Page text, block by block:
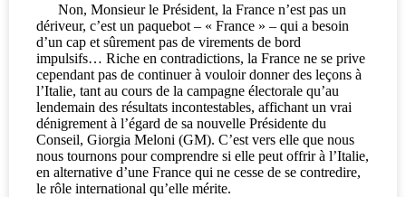
Non, Monsieur le Président, la France n’est pas un
dériveur, c’est un paquebot – « France » – qui a besoin
d’un cap et sûrement pas de virements de bord
impulsifs… Riche en contradictions, la France ne se prive
cependant pas de continuer à vouloir donner des leçons à
l’Italie, tant au cours de la campagne électorale qu’au
lendemain des résultats incontestables, affichant un vrai
dénigrement à l’égard de sa nouvelle Présidente du
Conseil, Giorgia Meloni (GM). C’est vers elle que nous
nous tournons pour comprendre si elle peut offrir à l’Italie,
en alternative d’une France qui ne cesse de se contredire,
le rôle international qu’elle mérite.